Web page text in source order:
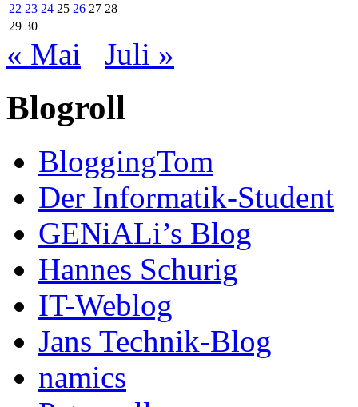
22 23 24 25 26 27 28
29 30
« Mai Juli »
Blogroll
BloggingTom
Der Informatik-Student
GENiALi’s Blog
Hannes Schurig
IT-Weblog
Jans Technik-Blog
namics